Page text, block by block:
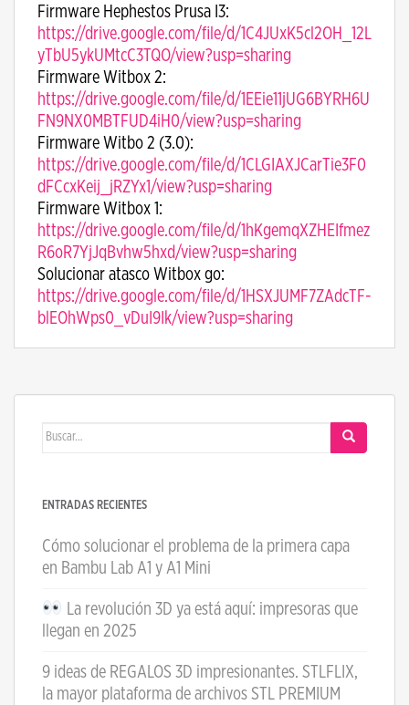
Firmware Hephestos Prusa I3:
https://drive.google.com/file/d/1C4JUxK5cl2OH_12L
yTbU5ykUMtcC3TQO/view?usp=sharing
Firmware Witbox 2:
https://drive.google.com/file/d/1EEie11jUG6BYRH6U
FN9NX0MBTFUD4iH0/view?usp=sharing
Firmware Witbo 2 (3.0):
https://drive.google.com/file/d/1CLGIAXJCarTie3F0
dFCcxKeij_jRZYx1/view?usp=sharing
Firmware Witbox 1:
https://drive.google.com/file/d/1hKgemqXZHEIfmez
R6oR7YjJqBvhw5hxd/view?usp=sharing
Solucionar atasco Witbox go:
https://drive.google.com/file/d/1HSXJUMF7ZAdcTF-
blEOhWps0_vDuI9Ik/view?usp=sharing
Buscar:
ENTRADAS RECIENTES
Cómo solucionar el problema de la primera capa
en Bambu Lab A1 y A1 Mini
La revolución 3D ya está aquí: impresoras que
llegan en 2025
9 ideas de REGALOS 3D impresionantes. STLFLIX,
la mayor plataforma de archivos STL PREMIUM